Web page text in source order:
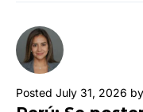
Posted July 31, 2026